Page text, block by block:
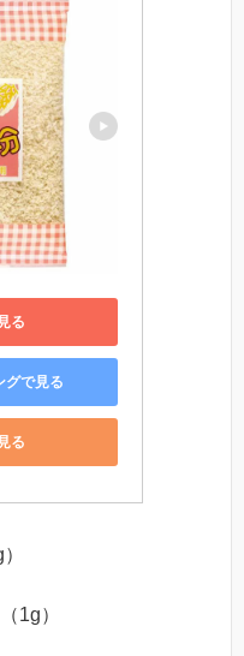
る
グで見る
る
1g）